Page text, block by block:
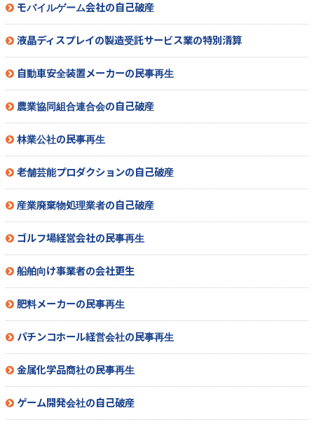
モバイルゲーム会社の自己破産
液晶ディスプレイの製造受託サービス業の特別清算
自動車安全装置メーカーの民事再生
農業協同組合連合会の自己破産
林業公社の民事再生
老舗芸能プロダクションの自己破産
産業廃棄物処理業者の自己破産
ゴルフ場経営会社の民事再生
船舶向け事業者の会社更生
肥料メーカーの民事再生
パチンコホール経営会社の民事再生
金属化学品商社の民事再生
ゲーム開発会社の自己破産